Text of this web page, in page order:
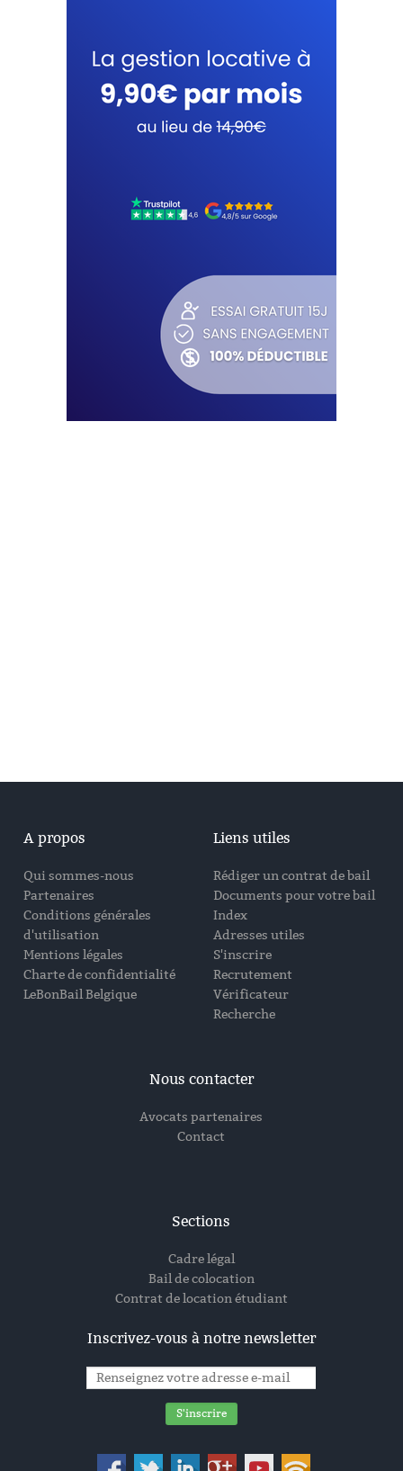
A propos
Qui sommes-nous
Partenaires
Conditions générales
d'utilisation
Mentions légales
Charte de confidentialité
LeBonBail Belgique
Liens utiles
Rédiger un contrat de bail
Documents pour votre bail
Index
Adresses utiles
S'inscrire
Recrutement
Vérificateur
Recherche
Nous contacter
Avocats partenaires
Contact
Sections
Cadre légal
Bail de colocation
Contrat de location étudiant
Inscrivez-vous à notre newsletter